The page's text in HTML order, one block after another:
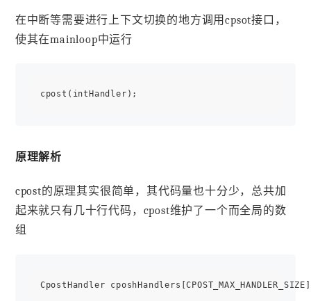
在中断等需要进行上下文切换的地方调用cpsot接口，
使其在mainloop中运行
原理解析
cpost的原理其实很简单，其代码量也十分少，总共加
起来就只有几十行代码，cpost维护了一个而全局的数
组